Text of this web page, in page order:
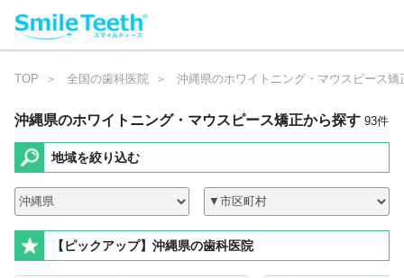
TOP 全国の歯科医院 沖縄県のホワイトニング・マウスピース矯
沖縄県のホワイトニング・マウスピース矯正から探す 93件
地域を絞り込む
【ピックアップ】沖縄県の歯科医院